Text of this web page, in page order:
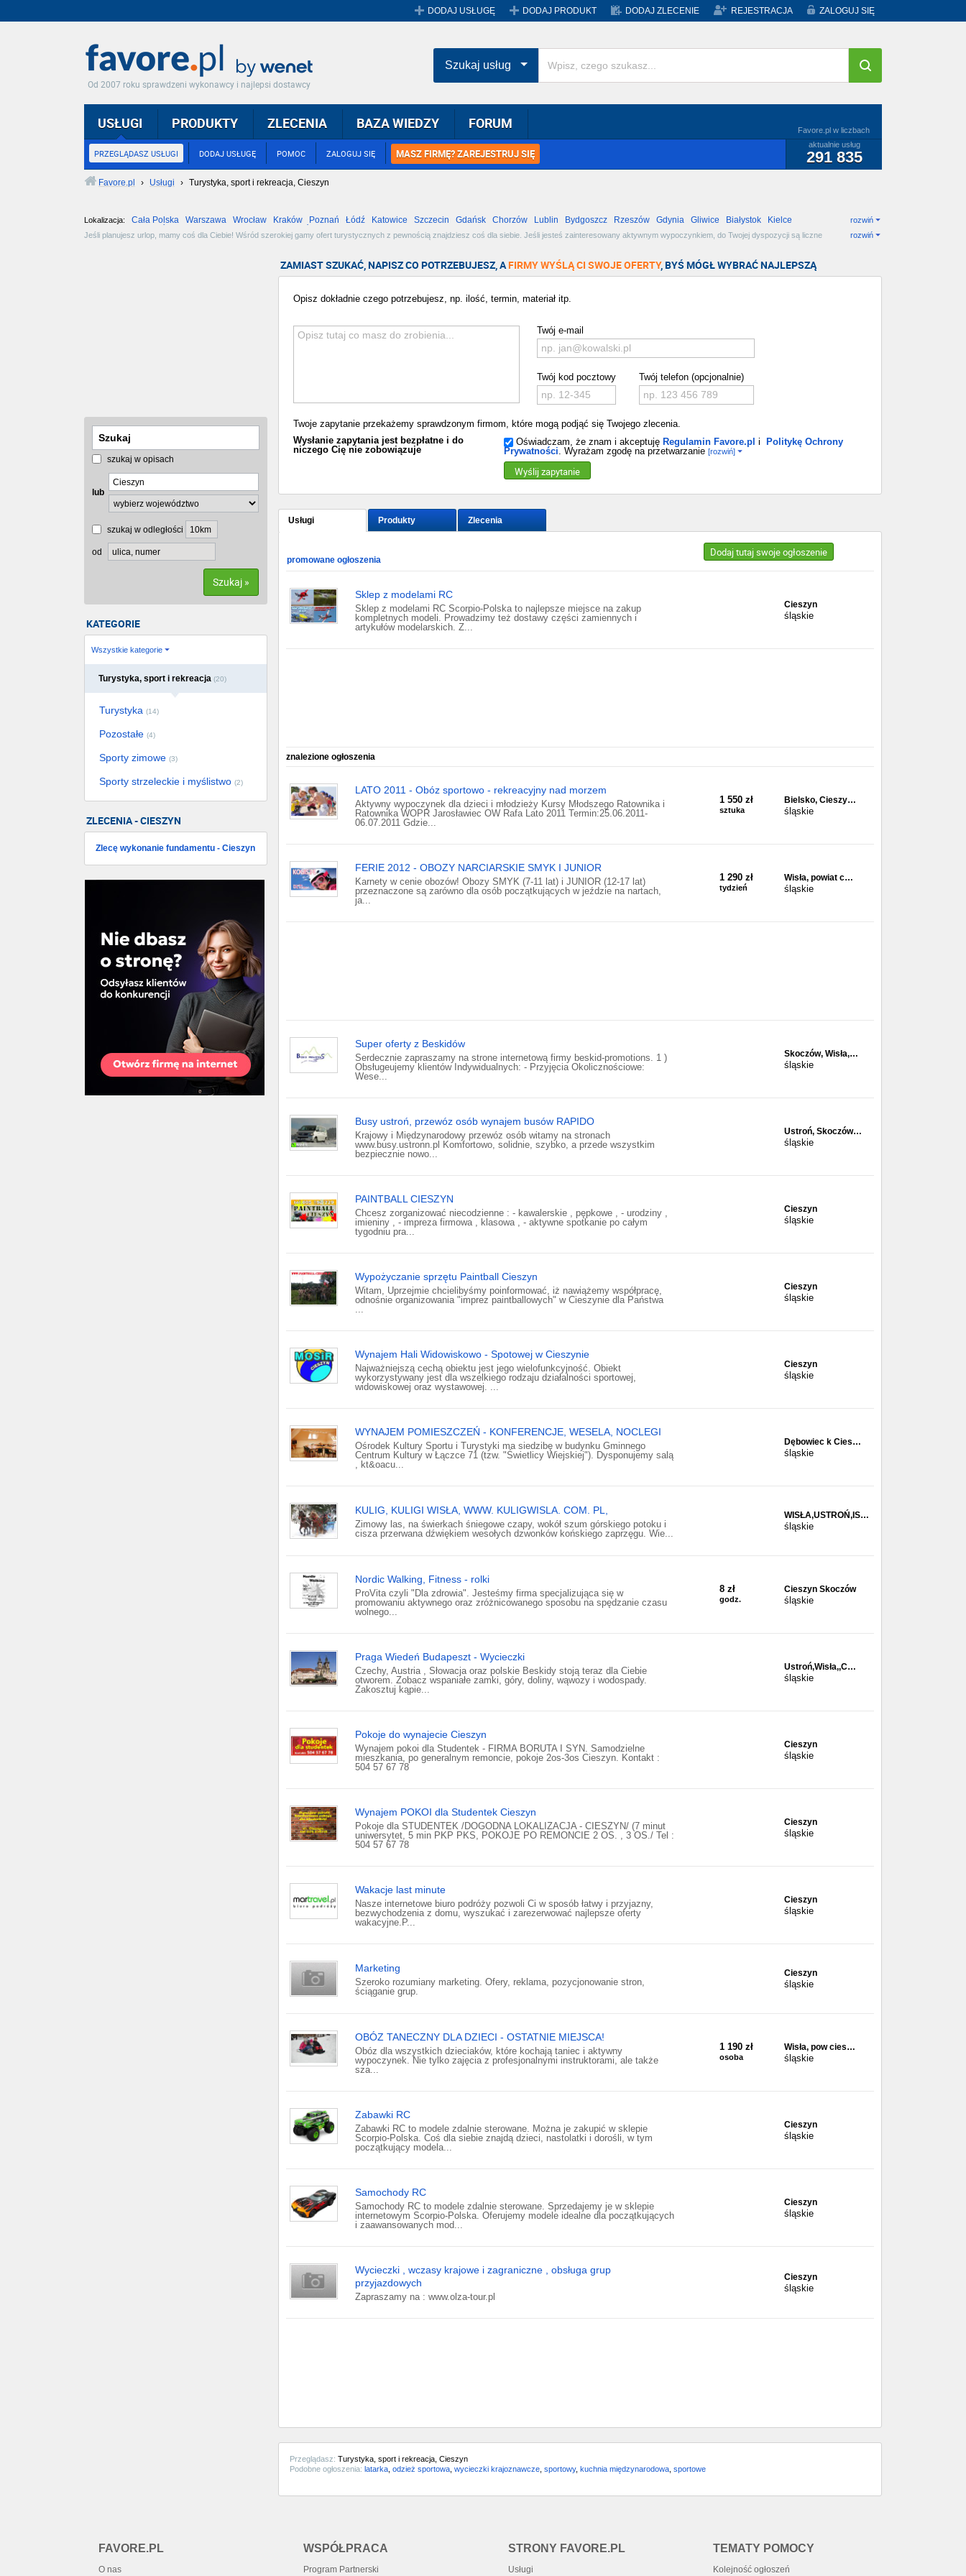
DODAJ USŁUGĘ DODAJ PRODUKT DODAJ ZLECENIE REJESTRACJA ZALOGUJ SIĘ
Od 2007 roku sprawdzeni wykonawcy i najlepsi dostawcy
USŁUGI
PRZEGLĄDASZ USŁUGI DODAJ USŁUGĘ POMOC ZALOGUJ SIĘ MASZ FIRMĘ? ZAREJESTRUJ SIĘ
Favore.pl w liczbach
aktualnie usług
291 835
PRODUKTY ZLECENIA BAZA WIEDZY FORUM
Szukaj usług
Favore.pl › Usługi › Turystyka, sport i rekreacja, Cieszyn
Lokalizacja: Cała Polska Warszawa Wrocław Kraków Poznań Łódź Katowice Szczecin Gdańsk Chorzów Lublin Bydgoszcz Rzeszów Gdynia Gliwice Białystok
Kielce
rozwiń
Jeśli planujesz urlop, mamy coś dla Ciebie! Wśród szerokiej gamy ofert turystycznych z pewnością znajdziesz coś dla siebie. Jeśli jesteś zainteresowany aktywnym wypoczynkiem, do Twojej dyspozycji są liczne
rozwiń
szukaj w opisach
lub
szukaj w odległości
od
Szukaj »
KATEGORIE
Wszystkie kategorie
Turystyka, sport i rekreacja (20)
Turystyka (14)
Pozostałe (4)
Sporty zimowe (3)
Sporty strzeleckie i myślistwo (2)
ZLECENIA - CIESZYN
Zlecę wykonanie fundamentu - Cieszyn
ZAMIAST SZUKAĆ, NAPISZ CO POTRZEBUJESZ, AFIRMY WYŚLĄ CI SWOJE OFERTY, BYŚ MÓGŁ WYBRAĆ NAJLEPSZĄ
Opisz dokładnie czego potrzebujesz, np. ilość, termin, materiał itp.
Twój e-mail
Twój kod pocztowy Twój telefon (opcjonalnie)
Twoje zapytanie przekażemy sprawdzonym firmom, które mogą podjąć się Twojego zlecenia.
Wysłanie zapytania jest bezpłatne i do
niczego Cię nie zobowiązuje
Oświadczam, że znam i akceptuję Regulamin Favore.pl i
Politykę Ochrony
Prywatności. Wyrażam zgodę na przetwarzanie [rozwiń]
Wyślij zapytanie
Usługi Produkty Zlecenia
Dodaj tutaj swoje ogłoszenie
promowane ogłoszenia
Sklep z modelami RC
Sklep z modelami RC Scorpio-Polska to najlepsze miejsce na zakup
kompletnych modeli. Prowadzimy też dostawy części zamiennych i
artykułów modelarskich. Z...
Cieszyn
śląskie
znalezione ogłoszenia
LATO 2011 - Obóz sportowo - rekreacyjny nad morzem
Aktywny wypoczynek dla dzieci i młodzieży Kursy Młodszego Ratownika i
Ratownika WOPR Jarosławiec OW Rafa Lato 2011 Termin:25.06.2011-
06.07.2011 Gdzie...
1 550 zł
sztuka
Bielsko, Cieszy…
śląskie
FERIE 2012 - OBOZY NARCIARSKIE SMYK I JUNIOR
Karnety w cenie obozów! Obozy SMYK (7-11 lat) i JUNIOR (12-17 lat)
przeznaczone są zarówno dla osób początkujących w jeździe na nartach,
ja...
1 290 zł
tydzień
Wisła, powiat c…
śląskie
Super oferty z Beskidów
Serdecznie zapraszamy na strone internetową firmy beskid-promotions. 1 )
Obsługeujemy klientów Indywidualnych: - Przyjęcia Okolicznościowe:
Wese...
Skoczów, Wisła,…
śląskie
Busy ustroń, przewóz osób wynajem busów RAPIDO
Krajowy i Międzynarodowy przewóz osób witamy na stronach
www.busy.ustronn.pl Komfortowo, solidnie, szybko, a przede wszystkim
bezpiecznie nowo...
Ustroń, Skoczów…
śląskie
PAINTBALL CIESZYN
Chcesz zorganizować niecodzienne : - kawalerskie , pępkowe , - urodziny ,
imieniny , - impreza firmowa , klasowa , - aktywne spotkanie po całym
tygodniu pra...
Cieszyn
śląskie
Wypożyczanie sprzętu Paintball Cieszyn
Witam, Uprzejmie chcielibyśmy poinformować, iż nawiążemy współpracę,
odnośnie organizowania "imprez paintballowych" w Cieszynie dla Państwa
...
Cieszyn
śląskie
Wynajem Hali Widowiskowo - Spotowej w Cieszynie
Najważniejszą cechą obiektu jest jego wielofunkcyjność. Obiekt
wykorzystywany jest dla wszelkiego rodzaju działalności sportowej,
widowiskowej oraz wystawowej. ...
Cieszyn
śląskie
WYNAJEM POMIESZCZEŃ - KONFERENCJE, WESELA, NOCLEGI
Ośrodek Kultury Sportu i Turystyki ma siedzibę w budynku Gminnego
Centrum Kultury w Łączce 71 (tzw. "Świetlicy Wiejskiej"). Dysponujemy salą
, kt&oacu...
Dębowiec k Cies…
śląskie
KULIG, KULIGI WISŁA, WWW. KULIGWISLA. COM. PL,
Zimowy las, na świerkach śniegowe czapy, wokół szum górskiego potoku i
cisza przerwana dźwiękiem wesołych dzwonków końskiego zaprzęgu. Wie...
WISŁA,USTROŃ,IS…
śląskie
Nordic Walking, Fitness - rolki
ProVita czyli "Dla zdrowia". Jesteśmy firma specjalizująca się w
promowaniu aktywnego oraz zróżnicowanego sposobu na spędzanie czasu
wolnego...
8 zł
godz.
Cieszyn Skoczów
śląskie
Praga Wiedeń Budapeszt - Wycieczki
Czechy, Austria , Słowacja oraz polskie Beskidy stoją teraz dla Ciebie
otworem. Zobacz wspaniałe zamki, góry, doliny, wąwozy i wodospady.
Zakosztuj kąpie...
Ustroń,Wisła,,C…
śląskie
Pokoje do wynajecie Cieszyn
Wynajem pokoi dla Studentek - FIRMA BORUTA I SYN. Samodzielne
mieszkania, po generalnym remoncie, pokoje 2os-3os Cieszyn. Kontakt :
504 57 67 78
Cieszyn
śląskie
Wynajem POKOI dla Studentek Cieszyn
Pokoje dla STUDENTEK /DOGODNA LOKALIZACJA - CIESZYN/ (7 minut
uniwersytet, 5 min PKP PKS, POKOJE PO REMONCIE 2 OS. , 3 OS./ Tel :
504 57 67 78
Cieszyn
śląskie
Wakacje last minute
Nasze internetowe biuro podróży pozwoli Ci w sposób łatwy i przyjazny,
bezwychodzenia z domu, wyszukać i zarezerwować najlepsze oferty
wakacyjne.P...
Cieszyn
śląskie
Marketing
Szeroko rozumiany marketing. Ofery, reklama, pozycjonowanie stron,
ściąganie grup.
Cieszyn
śląskie
OBÓZ TANECZNY DLA DZIECI - OSTATNIE MIEJSCA!
Obóz dla wszystkich dzieciaków, które kochają taniec i aktywny
wypoczynek. Nie tylko zajęcia z profesjonalnymi instruktorami, ale także
sza...
1 190 zł
osoba
Wisła, pow cies…
śląskie
Zabawki RC
Zabawki RC to modele zdalnie sterowane. Można je zakupić w sklepie
Scorpio-Polska. Coś dla siebie znajdą dzieci, nastolatki i dorośli, w tym
początkujący modela...
Cieszyn
śląskie
Samochody RC
Samochody RC to modele zdalnie sterowane. Sprzedajemy je w sklepie
internetowym Scorpio-Polska. Oferujemy modele idealne dla początkujących
i zaawansowanych mod...
Cieszyn
śląskie
Wycieczki , wczasy krajowe i zagraniczne , obsługa grup
przyjazdowych
Zapraszamy na : www.olza-tour.pl
Cieszyn
śląskie
Przeglądasz: Turystyka, sport i rekreacja, Cieszyn
Podobne ogłoszenia: latarka odzież sportowa wycieczki krajoznawcze sportowy, kuchnia międzynarodowa sportowe
FAVORE.PL
O nas
WSPÓŁPRACA
Program Partnerski
STRONY FAVORE.PL
Usługi
TEMATY POMOCY
Kolejność ogłoszeń